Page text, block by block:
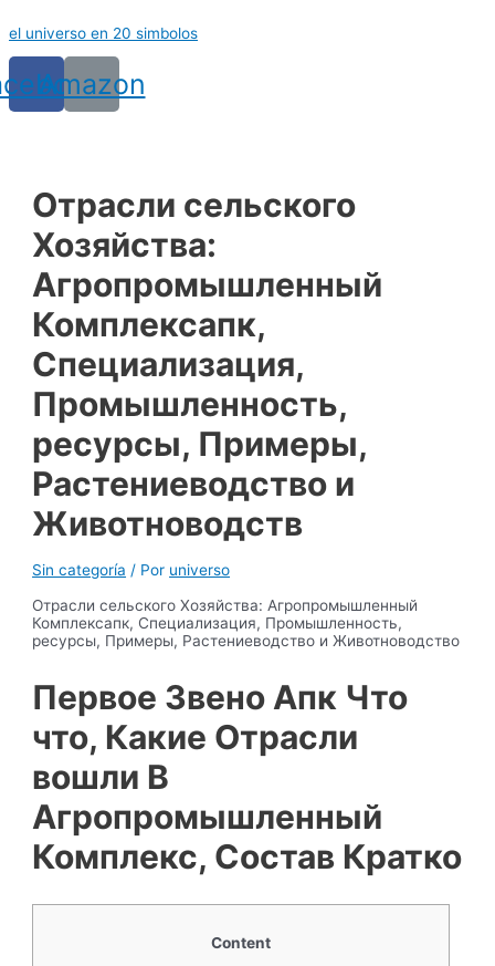
al
el universo en 20 simbolos
Amazon
Отрасли сельского
Хозяйства:
Агропромышленный
Комплексапк,
Специализация,
Промышленность,
ресурсы, Примеры,
Растениеводство и
Животноводств
Sin categoría / Por universo
Отрасли сельского Хозяйства: Агропромышленный
Комплексапк, Специализация, Промышленность,
ресурсы, Примеры, Растениеводство и Животноводство
Первое Звено Апк Что
что, Какие Отрасли
вошли В
Агропромышленный
Комплекс, Состав Кратко
Content